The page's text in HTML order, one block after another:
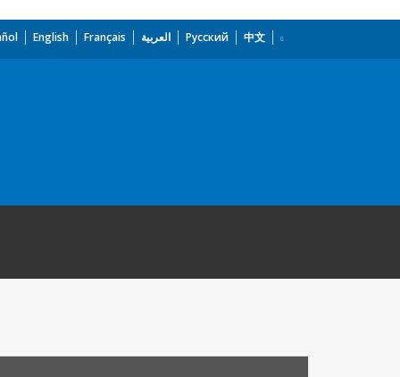
English Français العربية Русский 中文